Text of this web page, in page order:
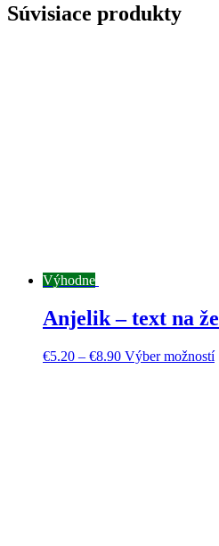
Súvisiace produkty
Výhodne
Anjelik – text na
€5.20 – €8.90 Výber možností